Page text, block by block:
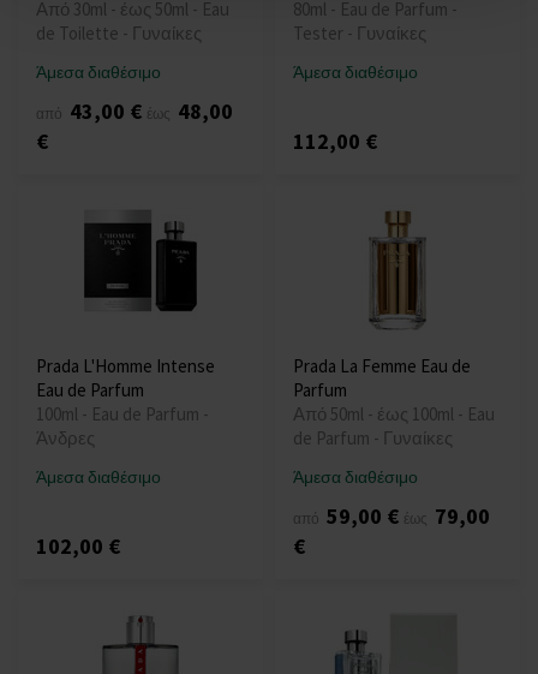
Από 30ml - έως 50ml - Eau
de Toilette - Γυναίκες
Άμεσα διαθέσιμο
από 43,00 € έως 48,00
€
80ml - Eau de Parfum -
Tester - Γυναίκες
Άμεσα διαθέσιμο
112,00 €
Prada L'Homme Intense
Eau de Parfum
100ml - Eau de Parfum -
Άνδρες
Άμεσα διαθέσιμο
102,00 €
Prada La Femme Eau de
Parfum
Από 50ml - έως 100ml - Eau
de Parfum - Γυναίκες
Άμεσα διαθέσιμο
από 59,00 € έως 79,00
€